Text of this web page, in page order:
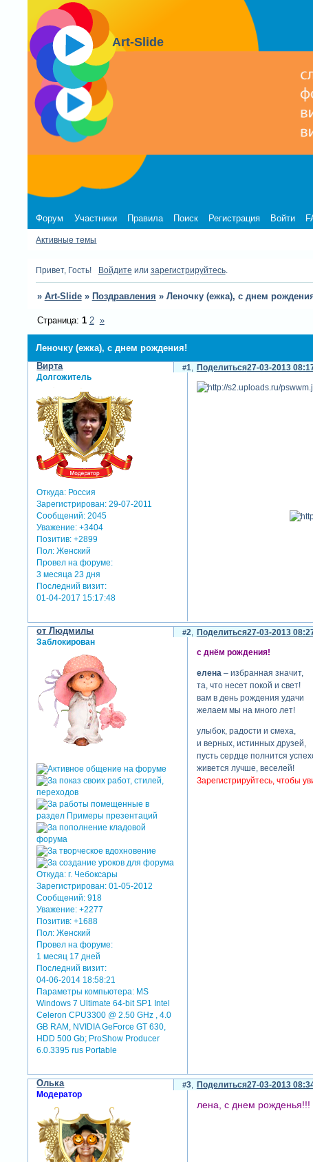
Art-Slide
Форум Участники Правила Поиск Регистрация Войти
Активные темы
Привет, Гость! Войдите или зарегистрируйтесь.
» Art-Slide » Поздравления » Леночку (ежка), с днем
Леночку (ежка), с днем рождения!
Страница: 1 2 »
Поделиться
1 27-03-2013
Вирта
Долгожитель
Откуда: Россия
Зарегистрирован: 29-07-2011
Сообщений: 2045
Уважение: +3404
Позитив: +2899
Пол: Женский
Провел на форуме:
3 месяца 23 дня
Последний визит:
01-04-2017 15:17:48
успеха,
любви,
и миллион
с днем
любви до
и
и самых
Поделиться
2 27-03-2013
от Людмилы
Заблокирован
Откуда: г. Чебоксары
Зарегистрирован: 01-05-2012
Сообщений: 918
Уважение: +2277
Позитив: +1688
Пол: Женский
Провел на форуме:
1 месяц 17 дней
Последний визит:
04-06-2014 18:58:21
Параметры компьютера: MS
Windows 7 Ultimate 64-bit SP1 Intel
Celeron CPU3300 @ 2.50 GHz , 4.0
GB RAM, NVIDIA GeForce GT 630,
HDD 500 Gb; ProShow Producer
6.0.3395 rus Portable
с днём рождения!
елена – избранная значит,
та, что несет покой и свет!
вам в день рождения удачи
желаем мы на много лет!
улыбок, радости и смеха,
и верных, истинных друзей,
пусть сердце полнится
живется лучше, веселей!
Зарегистрируйтесь, чтобы
Поделиться
3 27-03-2013
Олька
Модератор
лена, с днем рожденья!!!